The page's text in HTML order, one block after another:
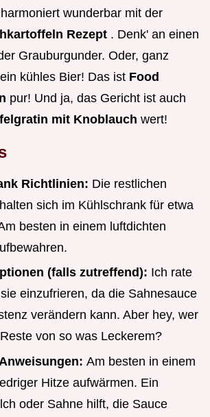
wunderbar mit der
Rezept . Denk' an einen
Grauburgunder. Oder, ganz
kühles Bier! Das ist Food
pur! Und ja, das Gericht ist auch
mit Knoblauch wert!
Richtlinien: Die restlichen
sich im Kühlschrank für etwa
besten in einem luftdichten
(falls zutreffend): Ich rate
einzufrieren, da die Sahnesauce
verändern kann. Aber hey, wer
von so was Leckerem?
Am besten in einem
Hitze aufwärmen. Ein
oder Sahne hilft, die Sauce